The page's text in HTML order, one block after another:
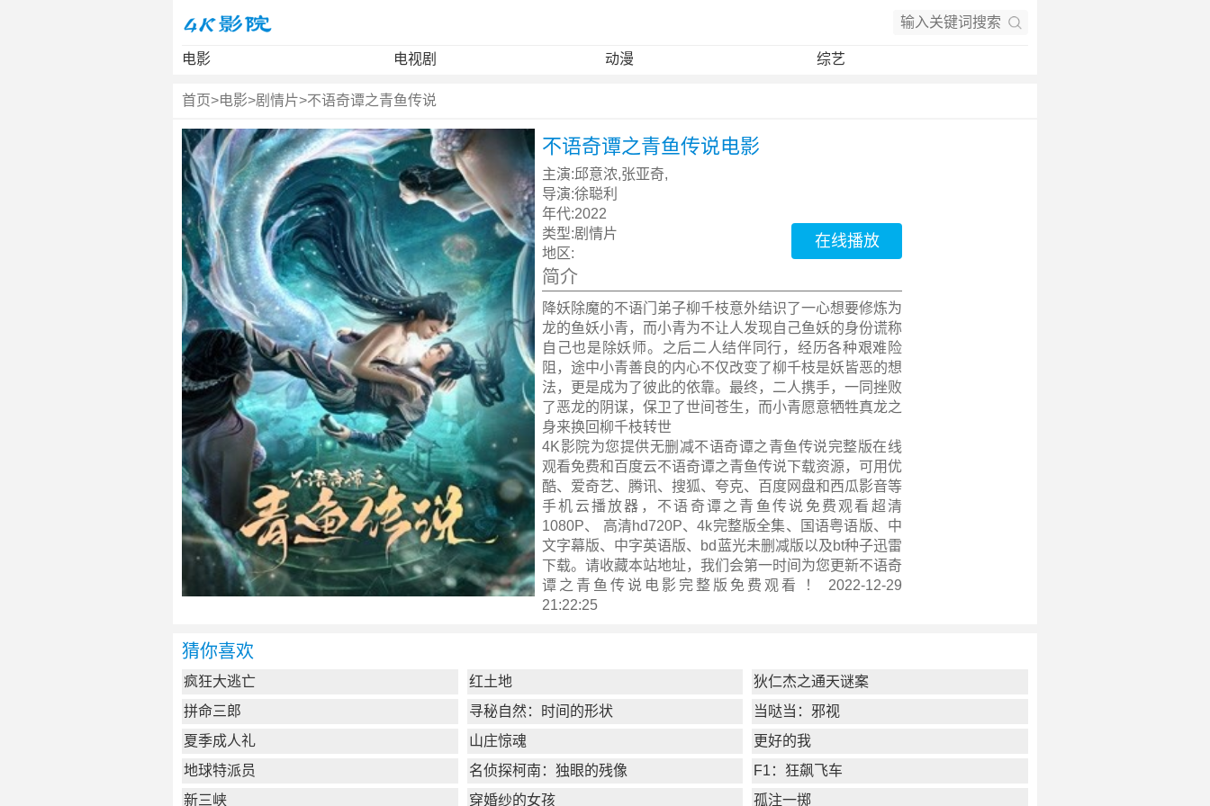
电影 电视剧 动漫 综艺
首页>电影>剧情片>不语奇谭之青鱼传说
不语奇谭之青鱼传说电影
主演: 邱意浓,张亚奇,
导演:徐聪利
年代:2022
类型:剧情片
地区:
在线播放
简介
降妖除魔的不语门弟子柳千枝意外结识了一心想要修炼为
龙的鱼妖小青，而小青为不让人发现自己鱼妖的身份谎称
自己也是除妖师。之后二人结伴同行，经历各种艰难险
阻，途中小青善良的内心不仅改变了柳千枝是妖皆恶的想
法，更是成为了彼此的依靠。最终，二人携手，一同挫败
了恶龙的阴谋，保卫了世间苍生，而小青愿意牺牲真龙之
身来换回柳千枝转世
4K影院为您提供无删减不语奇谭之青鱼传说完整版在线
观看免费和百度云不语奇谭之青鱼传说下载资源，可用优
酷、爱奇艺、腾讯、搜狐、夸克、百度网盘和西瓜影音等
手机云播放器，不语奇谭之青鱼传说免费观看超清
1080P、 高清hd720P、4k完整版全集、国语粤语版、中
文字幕版、中字英语版、bd蓝光未删减版以及bt种子迅雷
下载。请收藏本站地址，我们会第一时间为您更新不语奇
谭之青鱼传说电影完整版 免费观看 ！ 2022-12-29
21:22:25
猜你喜欢
疯狂大逃亡 红土地
狄仁杰之通天谜案
拼命三郎
寻秘自然：时间的形状
当哒当：邪视
夏季成人礼
山庄惊魂
更好的我
地球特派员
名侦探柯南：独眼的残像
F1：狂飙飞车
新三峡
穿婚纱的女孩 孤注一掷